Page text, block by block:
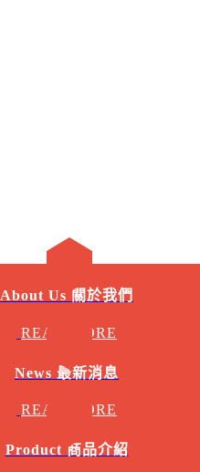
About Us 關於我們
READ MORE
News 最新消息
READ MORE
Product 商品介紹